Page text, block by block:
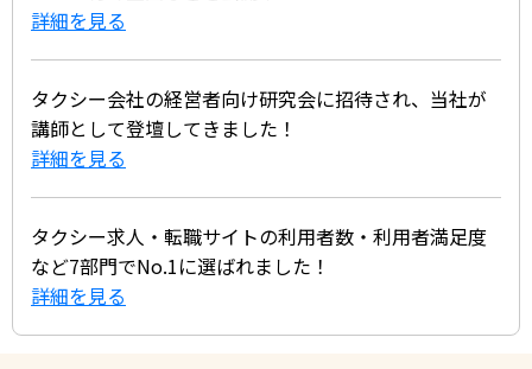
詳細を見る
タクシー会社の経営者向け研究会に招待され、当社が
講師として登壇してきました！
詳細を見る
タクシー求人・転職サイトの利用者数・利用者満足度
など7部門でNo.1に選ばれました！
詳細を見る